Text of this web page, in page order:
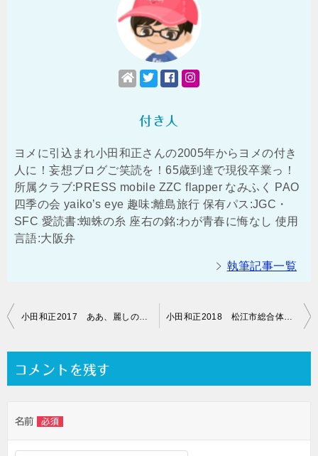
付き人
ヨメに引込まれ小田和正さんの2005年からヨメの付き
人に！妄想ブログご笑読を！65歳到達で現役卒業っ！
所属クラブ:PRESS mobile ZZC flapper なみふく PAO
四季の会 yaiko’s eye 趣味:離島旅行 保有パス:JGC・
SFC 愛読書:蜘蛛の糸 座右の銘:わが青春に悔なし 使用
言語:大阪弁
執筆記事一覧
投
ビ
ー
シ
小田和正2017 ああ、麗しの出雲ドーム 小田和正2018 松江市総合体育館 ご当地紀行訪問先を予想する
コメントを残す
名前 必須